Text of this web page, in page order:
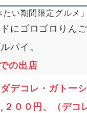
にゴロゴロりん
パイ。
の出店
デコレ・ガトー
００円、（デコ